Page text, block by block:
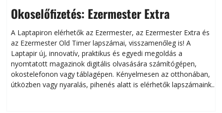
Okoselőfizetés: Ezermester Extra
A Laptapiron elérhetők az Ezermester, az Ezermester Extra és
az Ezermester Old Timer lapszámai, visszamenőleg is! A
Laptapir új, innovatív, praktikus és egyedi megoldás a
nyomtatott magazinok digitális olvasására számítógépen,
okostelefonon vagy táblagépen. Kényelmesen az otthonában,
útközben vagy nyaralás, pihenés alatt is elérhetők lapszámaink.